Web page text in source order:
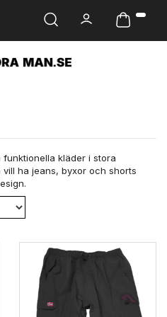
kläder i stora
ha jeans, byxor och shorts